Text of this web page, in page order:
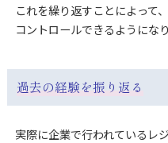
これを繰り返すことによって
コントロールできるようになり
過去の経験を振り返る
実際に企業で行われているレ